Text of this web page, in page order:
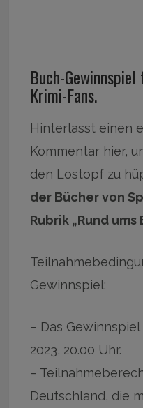
Buch-
Krimi-Fans.
Hinterlasst einen
Kommentar hier,
den Lostopf zu
der Bücher von
Rubrik „Rund
Gewinnspiel:
– Das
2023, 20.00 Uhr.
–
Deutschland, die